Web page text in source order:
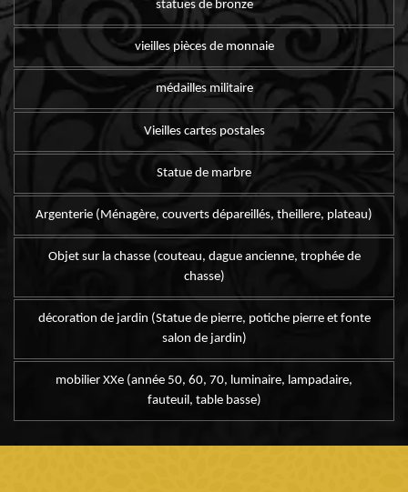
statues de bronze
vieilles pièces de monnaie
médailles militaire
Vieilles cartes postales
Statue de marbre
Argenterie (Ménagère, couverts dépareillés, theillere, plateau)
Objet sur la chasse (couteau, dague ancienne, trophée de
chasse)
décoration de jardin (Statue de pierre, potiche pierre et fonte
salon de jardin)
mobilier XXe (année 50, 60, 70, luminaire, lampadaire,
fauteuil, table basse)